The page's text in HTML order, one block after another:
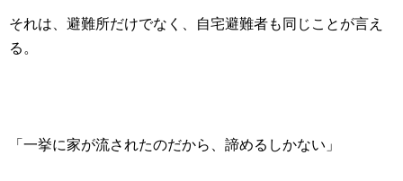
それは、避難所だけでなく、自宅避難者も同じことが言え
る。
「一挙に家が流されたのだから、諦めるしかない」